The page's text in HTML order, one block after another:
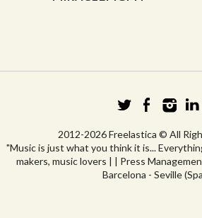
2012-2026 Freelastica © All
"Music is just what you think it is...
makers, music lovers | | Press
Barcelona - Seville